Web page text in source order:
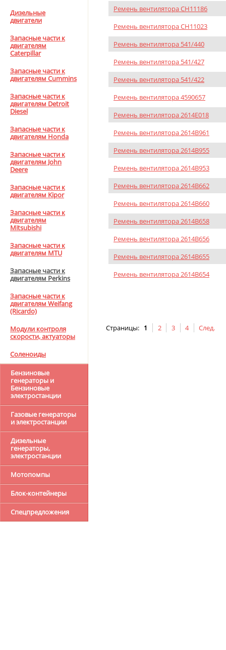
Дизельные
двигатели
Запасные части к
двигателям
Caterpillar
Запасные части к
двигателям Cummins
Запасные части к
двигателям Detroit
Diesel
Запасные части к
двигателям Honda
Запасные части к
двигателям John
Deere
Запасные части к
двигателям Kipor
Запасные части к
двигателям
Mitsubishi
Запасные части к
двигателям MTU
Запасные части к
двигателям Perkins
Запасные части к
двигателям Weifang
(Ricardo)
Модули контроля
скорости, актуаторы
Соленоиды
Бензиновые
генераторы и
Бензиновые
электростанции
Газовые генераторы
и электростанции
Дизельные
генераторы,
электростанции
Мотопомпы
Блок-контейнеры
Спецпредложения
Ремень вентилятора CH11186
Ремень вентилятора CH11023
Ремень вентилятора 541/440
Ремень вентилятора 541/427
Ремень вентилятора 541/422
Ремень вентилятора 4590657
Ремень вентилятора 2614E018
Ремень вентилятора 2614B961
Ремень вентилятора 2614B955
Ремень вентилятора 2614B953
Ремень вентилятора 2614B662
Ремень вентилятора 2614B660
Ремень вентилятора 2614B658
Ремень вентилятора 2614B656
Ремень вентилятора 2614B655
Ремень вентилятора 2614B654
Страницы: 1 2 3 4 След.